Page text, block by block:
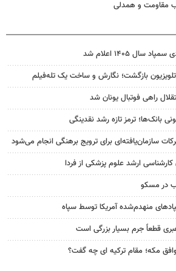
سال ۱۴۰۵ اعلام شد
تلویزیون بازگشت؛ نگارش و ساخت یک تله‌فیلم
راهی فوتبال یونان شد
بانک‌ها؛ ترمز تازه رشد نقدینگی
سازمان‌یافته‌ای برای ترویج برهنگی انجام می‌شود
کارشناسی ارشد علوم پزشکی از فردا
در مسکو
منهدم‌شده آمریکا توسط سپاه
قطعاً جرم بسیار بزرگی است
مکه؛ مقام ترکیه ای چه گفت؟